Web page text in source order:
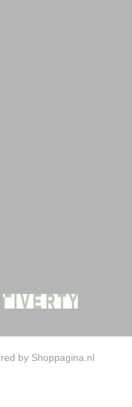
by Shoppagina.nl